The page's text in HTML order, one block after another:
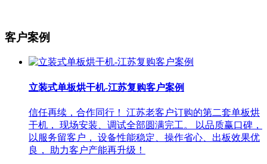
客户案例
立装式单板烘干机-江苏复购客户案例
信任再续，合作同行！ 江苏老客户订购的第二套单板烘
干机， 现场安装、调试全部圆满完工。 以品质赢口碑，
以服务留客户， 设备性能稳定、操作省心、出板效果优
良， 助力客户产能再升级！